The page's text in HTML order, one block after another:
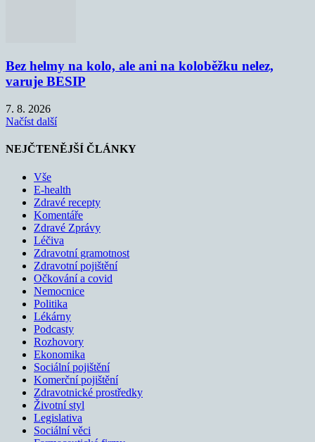
Bez helmy na kolo, ale ani na koloběžku nelez,
varuje BESIP
7. 8. 2026
Načíst další
NEJČTENĚJŠÍ ČLÁNKY
Vše
E-health
Zdravé recepty
Komentáře
Zdravé Zprávy
Léčiva
Zdravotní gramotnost
Zdravotní pojištění
Očkování a covid
Nemocnice
Politika
Lékárny
Podcasty
Rozhovory
Ekonomika
Sociální pojištění
Komerční pojištění
Zdravotnické prostředky
Životní styl
Legislativa
Sociální věci